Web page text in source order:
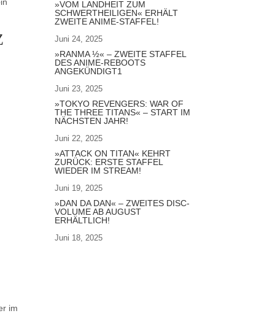
im
»VOM LANDHEIT ZUM
SCHWERTHEILIGEN« ERHÄLT
ZWEITE ANIME-STAFFEL!
Juni 24, 2025
»RANMA ½« – ZWEITE STAFFEL
DES ANIME-REBOOTS
ANGEKÜNDIGT1
Juni 23, 2025
»TOKYO REVENGERS: WAR OF
THE THREE TITANS« – START IM
NÄCHSTEN JAHR!
Juni 22, 2025
»ATTACK ON TITAN« KEHRT
ZURÜCK: ERSTE STAFFEL
WIEDER IM STREAM!
Juni 19, 2025
»DAN DA DAN« – ZWEITES DISC-
VOLUME AB AUGUST
ERHÄLTLICH!
Juni 18, 2025